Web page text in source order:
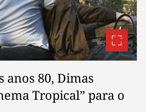
80, Dimas
Tropical” para o